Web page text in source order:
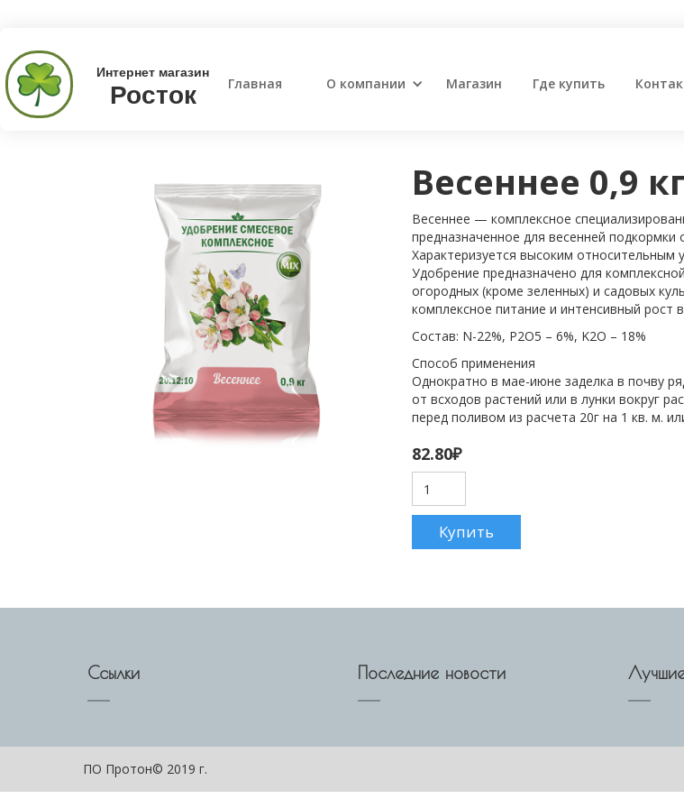
Интернет магазин
Росток Главная О компании Магазин Где купить
Весеннее 0,9
Весеннее — комплексное
предназначенное для весенней подкормки
Характеризуется высоким относительным
Удобрение предназначено для
огородных (кроме зеленных) и садовых
комплексное питание и интенсивный рост
Состав: N-22%, P2O5 – 6%, K2O – 18%
Способ применения
Однократно в мае-июне заделка в почву
от всходов растений или в лунки вокруг
перед поливом из расчета 20г на 1 кв. м.
82.80₽
Ссылки Последние новости
ПО Протон© 2019 г.